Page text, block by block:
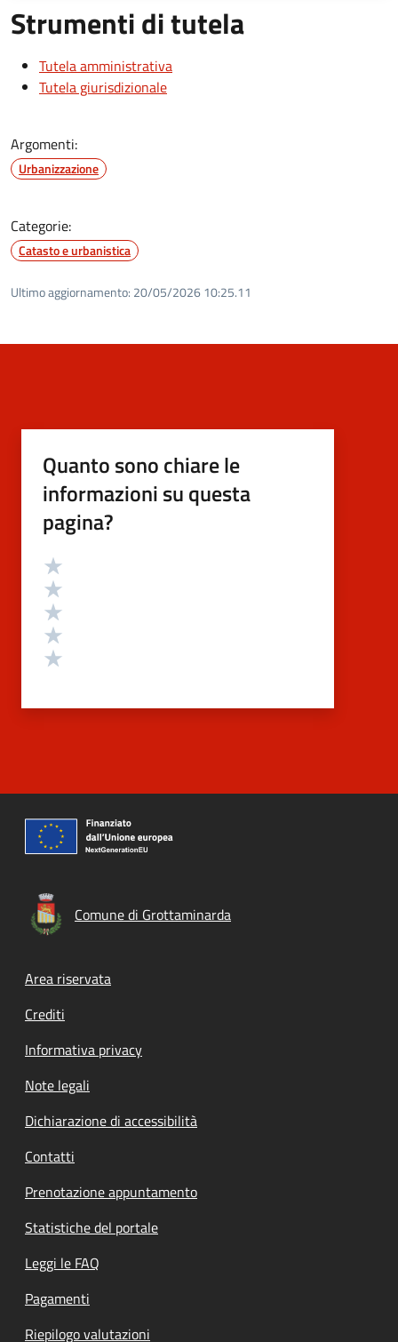
Strumenti di tutela
Tutela amministrativa
Tutela giurisdizionale
Argomenti:
Urbanizzazione
Categorie:
Catasto e urbanistica
Ultimo aggiornamento: 20/05/2026 10:25.11
Quanto sono chiare le
informazioni su questa
pagina?
Valutazione
Comune di Grottaminarda
Footer menu
Area riservata
Crediti
Informativa privacy
Note legali
Dichiarazione di accessibilità
Contatti
Prenotazione appuntamento
Statistiche del portale
Leggi le FAQ
Pagamenti
Riepilogo valutazioni